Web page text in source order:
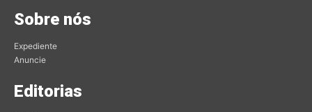
Sobre nós
Expediente
Anuncie
Editorias